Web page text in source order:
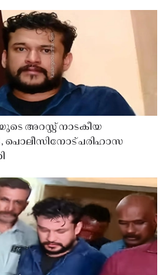
അറസ്റ്റ് നാടകീയ
പരിഹാസ